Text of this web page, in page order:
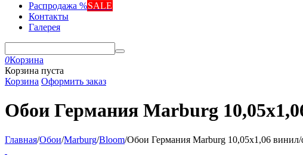
Распродажа %SALE
Контакты
Галерея
0Корзина
Корзина пуста
Корзина Оформить заказ
Обои Германия Marburg
Главная/Обои/Marburg/Bloom/Обои Германия Marburg 10,05x1,06